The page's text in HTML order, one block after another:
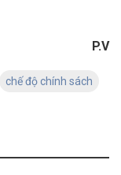
P.V
chế độ chính sách